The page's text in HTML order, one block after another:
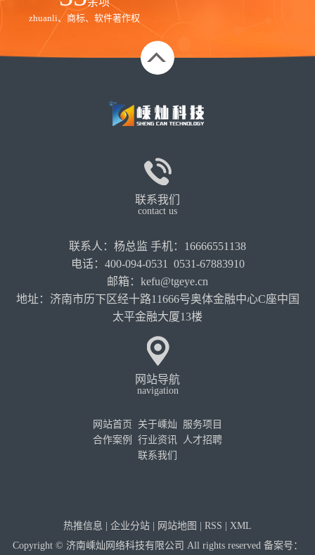
zhuanli、商标、软件著作权
联系我们
contact us
联系人：杨总监 手机：16666551138
电话：400-094-0531 0531-67883910
邮箱：kefu@tgeye.cn
地址：济南市历下区经十路11666号奥体金融中心C座中国
太平金融大厦13楼
网站导航
navigation
网站首页 关于嵊灿
服务项目
合作案例
行业资讯
人才招聘
联系我们
热推信息 | 企业分站 | 网站地图 | RSS | XML
Copyright © 济南嵊灿网络科技有限公司 All rights reserved 备案号：